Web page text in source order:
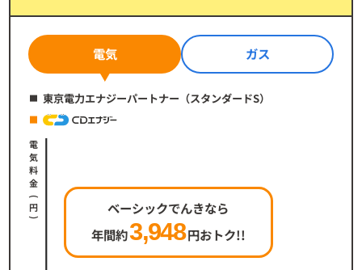
電気 ガス
ベーシックでんきなら
年間約3,948円おトク!!
電気料金
(
円
)
東京電力エナジーパートナー（スタンダードS）